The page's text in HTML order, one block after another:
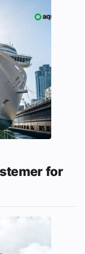
for